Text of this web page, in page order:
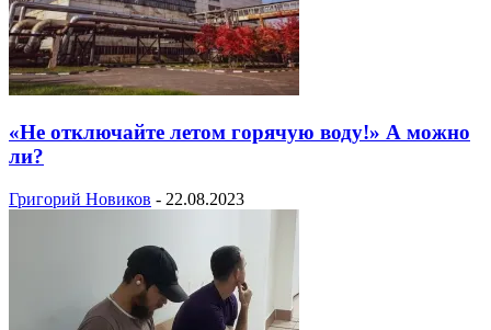
«Не отключайте летом горячую воду!» А можно
ли?
Григорий Новиков - 22.08.2023